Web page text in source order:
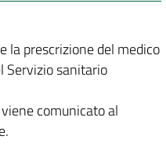
la prescrizione del medico
Servizio sanitario
comunicato al